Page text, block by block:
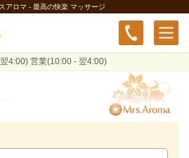
アロマ - 最高の快楽 マッサージ
4:00) 営業(10:00 - 翌4:00)